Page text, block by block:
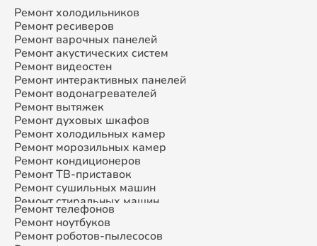
Ремонт холодильников
Ремонт ресиверов
Ремонт варочных панелей
Ремонт акустических систем
Ремонт видеостен
Ремонт интерактивных панелей
Ремонт водонагревателей
Ремонт вытяжек
Ремонт духовых шкафов
Ремонт холодильных камер
Ремонт морозильных камер
Ремонт кондиционеров
Ремонт ТВ-приставок
Ремонт сушильных машин
Ремонт стиральных машин
Ремонт микроволновых печей
Ремонт смарт-часов
Ремонт атс
Ремонт телефонов
Ремонт ноутбуков
Ремонт роботов-пылесосов